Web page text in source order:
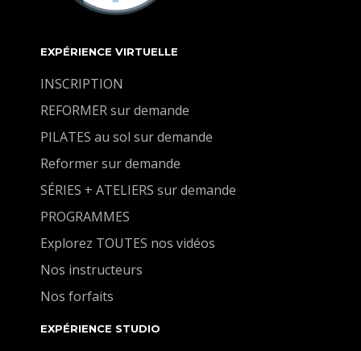
EXPÉRIENCE VIRTUELLE
INSCRIPTION
REFORMER sur demande
PILATES au sol sur demande
Reformer sur demande
SÉRIES + ATELIERS sur demande
PROGRAMMES
Explorez TOUTES nos vidéos
Nos instructeurs
Nos forfaits
EXPÉRIENCE STUDIO